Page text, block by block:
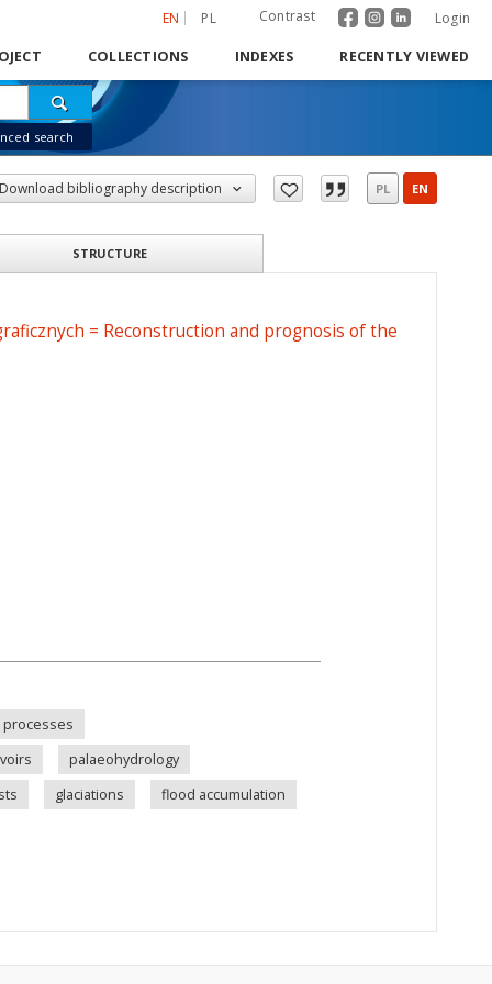
EN PL Contrast Login
COLLECTIONS INDEXES RECENTLY VIEWED
search
Download bibliography description PL EN
STRUCTURE
= Reconstruction and prognosis of the
processes
palaeohydrology
glaciations flood accumulation